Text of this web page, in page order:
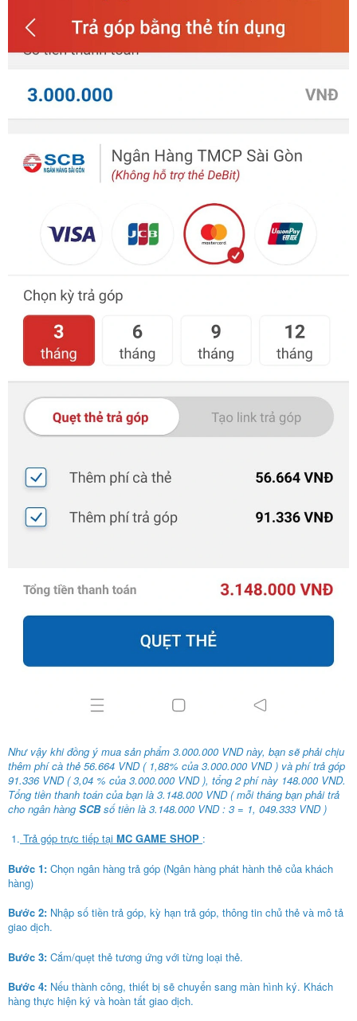
Như vậy khi đồng ý mua sản phẩm 3.000.000 VND này, bạn sẽ phải chịu
thêm phí cà thẻ 56.664 VND ( 1,88% của 3.000.000 VND ) và phí trả góp
91.336 VND ( 3,04 % của 3.000.000 VND ), tổng 2 phí này 148.000 VND.
Tổng tiền thanh toán của bạn là 3.148.000 VND ( mỗi tháng bạn phải trả
cho ngân hàng SCBsố tiền là 3.148.000 VND : 3 = 1, 049.333 VND )
1. Trả góp trực tiếp tại MC GAME SHOP :
Bước 1: Chọn ngân hàng trả góp (Ngân hàng phát hành thẻ của khách
hàng)
Bước 2: Nhập số tiền trả góp, kỳ hạn trả góp, thông tin chủ thẻ và mô tả
giao dịch.
Bước 3: Cắm/quẹt thẻ tương ứng với từng loại thẻ.
Bước 4: Nếu thành công, thiết bị sẽ chuyển sang màn hình ký. Khách
hàng thực hiện ký và hoàn tất giao dịch.